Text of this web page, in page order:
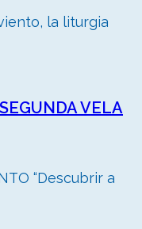
la liturgia
VELA
“Descubrir a